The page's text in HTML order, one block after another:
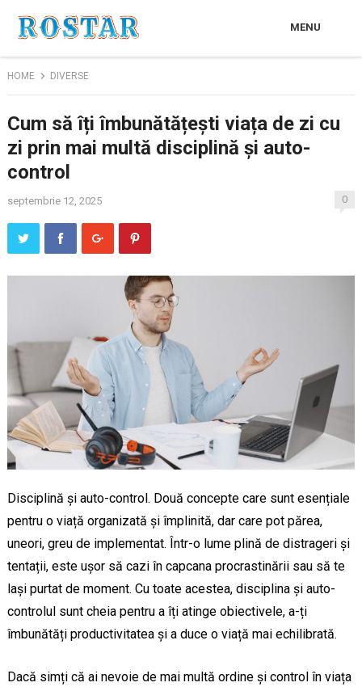
MENU
HOME DIVERSE
Cum să îți îmbunătățești viața de zi cu
zi prin mai multă disciplină și auto-
control
septembrie 12, 2025 0
Disciplină și auto-control. Două concepte care sunt esențiale
pentru o viață organizată și împlinită, dar care pot părea,
uneori, greu de implementat. Într-o lume plină de distrageri și
tentații, este ușor să cazi în capcana procrastinării sau să te
lași purtat de moment. Cu toate acestea, disciplina și auto-
controlul sunt cheia pentru a îți atinge obiectivele, a-ți
îmbunătăți productivitatea și a duce o viață mai echilibrată.
Dacă simți că ai nevoie de mai multă ordine și control în viața